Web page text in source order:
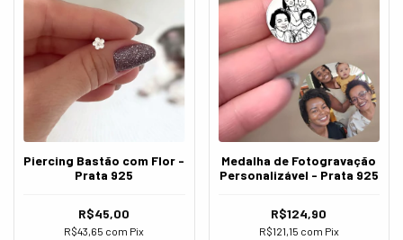
Piercing Bastão com Flor -
Prata 925
R$45,00
R$43,65 com Pix
Medalha de Fotogravação
Personalizável - Prata 925
R$124,90
R$121,15 com Pix